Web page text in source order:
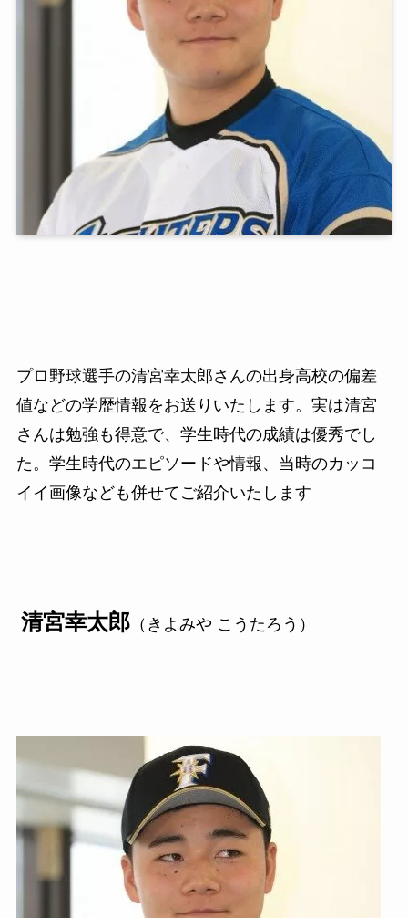
プロ野球選手の清宮幸太郎さんの出身高校の偏差
値などの学歴情報をお送りいたします。実は清宮
さんは勉強も得意で、学生時代の成績は優秀でし
た。学生時代のエピソードや情報、当時のカッコ
イイ画像なども併せてご紹介いたします
清宮幸太郎（きよみや こうたろう）